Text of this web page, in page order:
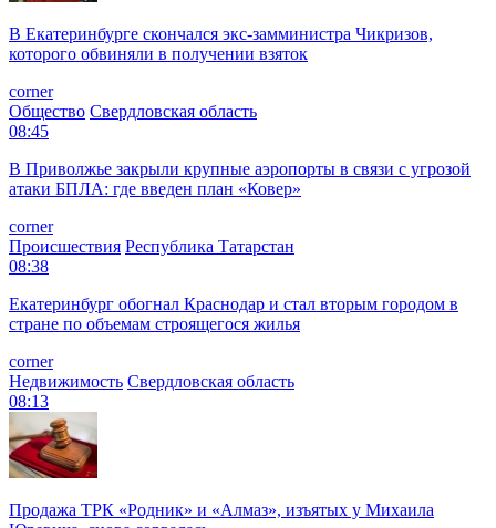
В Екатеринбурге скончался экс-замминистра Чикризов,
которого обвиняли в получении взяток
corner
Общество Свердловская область
08:45
В Приволжье закрыли крупные аэропорты в связи с угрозой
атаки БПЛА: где введен план «Ковер»
corner
Происшествия Республика Татарстан
08:38
Екатеринбург обогнал Краснодар и стал вторым городом в
стране по объемам строящегося жилья
corner
Недвижимость Свердловская область
08:13
Продажа ТРК «Родник» и «Алмаз», изъятых у Михаила